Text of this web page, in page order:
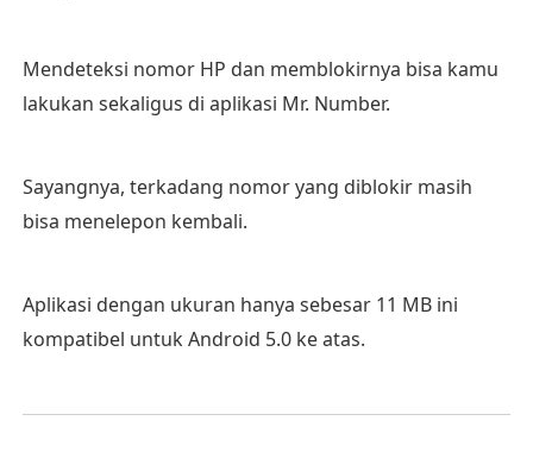
Mendeteksi nomor HP dan memblokirnya bisa kamu
lakukan sekaligus di aplikasi Mr. Number.
Sayangnya, terkadang nomor yang diblokir masih
bisa menelepon kembali.
Aplikasi dengan ukuran hanya sebesar 11 MB ini
kompatibel untuk Android 5.0 ke atas.